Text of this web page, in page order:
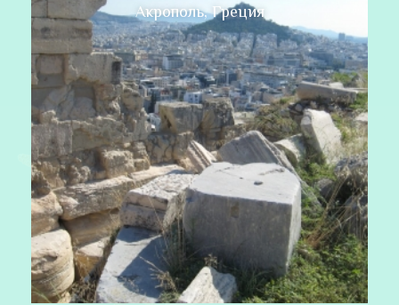
Акрополь, Греция